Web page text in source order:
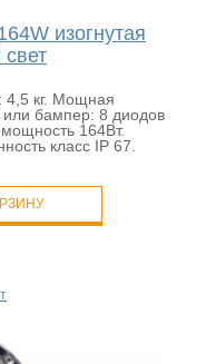
изогнутая
кг. Мощная
бампер: 8 диодов
164Вт.
класс IP 67.